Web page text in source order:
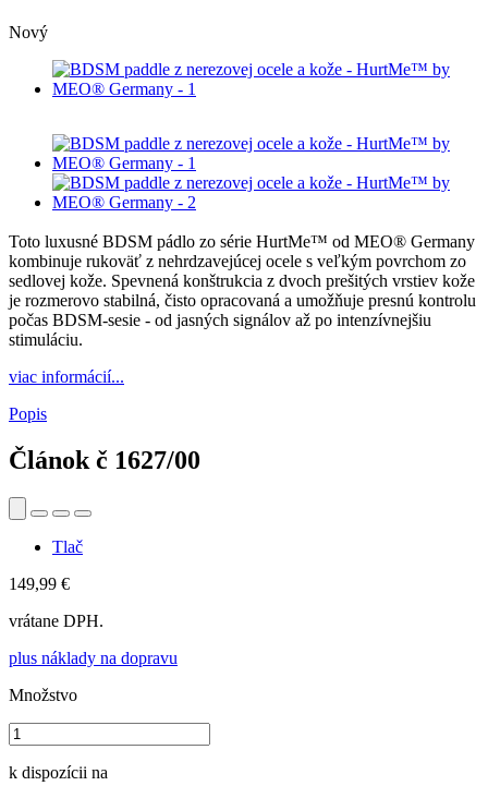
Nový
Toto luxusné BDSM pádlo zo série HurtMe™ od MEO® Germany
kombinuje rukoväť z nehrdzavejúcej ocele s veľkým povrchom zo
sedlovej kože. Spevnená konštrukcia z dvoch prešitých vrstiev kože
je rozmerovo stabilná, čisto opracovaná a umožňuje presnú kontrolu
počas BDSM-sesie - od jasných signálov až po intenzívnejšiu
stimuláciu.
viac informácií...
Popis
Článok č 1627/00
Tlač
149,99 €
vrátane DPH.
plus náklady na dopravu
Množstvo
k dispozícii na